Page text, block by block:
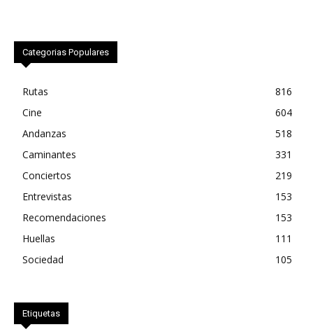
Categorias Populares
Rutas
816
Cine
604
Andanzas
518
Caminantes
331
Conciertos
219
Entrevistas
153
Recomendaciones
153
Huellas
111
Sociedad
105
Etiquetas